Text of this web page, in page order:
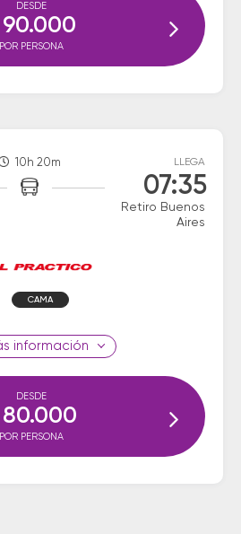
DESDE
90.000
POR PERSONA
10h 20m LLEGA
07:35
Retiro Buenos
Aires
CAMA
información
DESDE
80.000
POR PERSONA